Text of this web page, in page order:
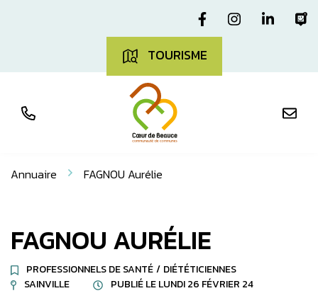
Lien vers le
Lien vers le
Lien
TOURISME
Annuaire FAGNOU Aurélie
FAGNOU AURÉLIE
PROFESSIONNELS DE SANTÉ / DIÉTÉTICIENNES
SAINVILLE
PUBLIÉ LELUNDI 26 FÉVRIER 24